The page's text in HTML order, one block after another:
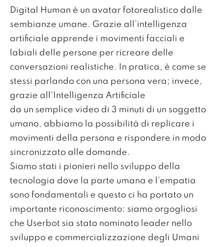
Digital Human è un avatar fotorealistico dalle
sembianze umane. Grazie all’intelligenza
artificiale apprende i movimenti facciali e
labiali delle persone per ricreare delle
conversazioni realistiche. In pratica, è come se
stessi parlando con una persona vera; invece,
grazie all'Intelligenza Artificiale
da un semplice video di 3 minuti di un soggetto
umano, abbiamo la possibilità di replicare i
movimenti della persona e rispondere in modo
sincronizzato alle domande.
Siamo stati i pionieri nello sviluppo della
tecnologia dove la parte umana e l’empatia
sono fondamentali e questo ci ha portato un
importante riconoscimento: siamo orgogliosi
che Userbot sia stato nominato leader nello
sviluppo e commercializzazione degli Umani